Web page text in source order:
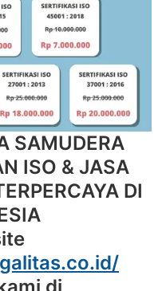
SAMUDERA
ISO & JASA
DI